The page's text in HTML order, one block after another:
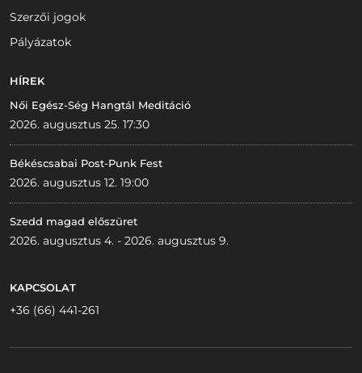
Szerzői jogok
Pályázatok
HÍREK
Női Egész-Ség Hangtál Meditáció
2026. augusztus 25. 17:30
Békéscsabai Post-Punk Fest
2026. augusztus 12. 19:00
Szedd magad előszüret
2026. augusztus 4. - 2026. augusztus 9.
KAPCSOLAT
+36 (66) 441-261